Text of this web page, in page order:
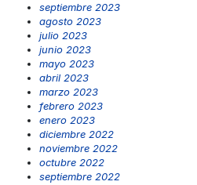
septiembre 2023
agosto 2023
julio 2023
junio 2023
mayo 2023
abril 2023
marzo 2023
febrero 2023
enero 2023
diciembre 2022
noviembre 2022
octubre 2022
septiembre 2022